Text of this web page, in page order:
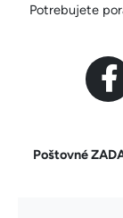
Potrebujete
Poštovné